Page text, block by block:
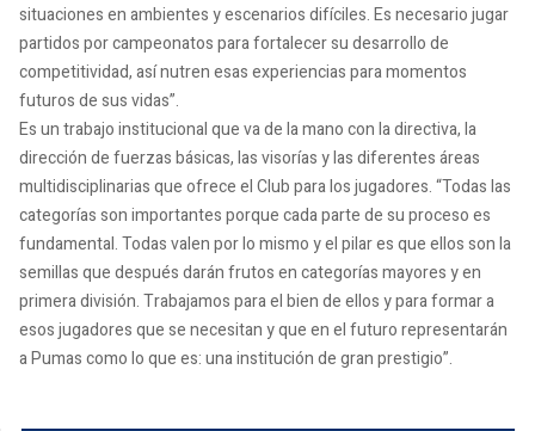
situaciones en ambientes y escenarios difíciles. Es necesario jugar
partidos por campeonatos para fortalecer su desarrollo de
competitividad, así nutren esas experiencias para momentos
futuros de sus vidas”.
Es un trabajo institucional que va de la mano con la directiva, la
dirección de fuerzas básicas, las visorías y las diferentes áreas
multidisciplinarias que ofrece el Club para los jugadores. “Todas las
categorías son importantes porque cada parte de su proceso es
fundamental. Todas valen por lo mismo y el pilar es que ellos son la
semillas que después darán frutos en categorías mayores y en
primera división. Trabajamos para el bien de ellos y para formar a
esos jugadores que se necesitan y que en el futuro representarán
a Pumas como lo que es: una institución de gran prestigio”.